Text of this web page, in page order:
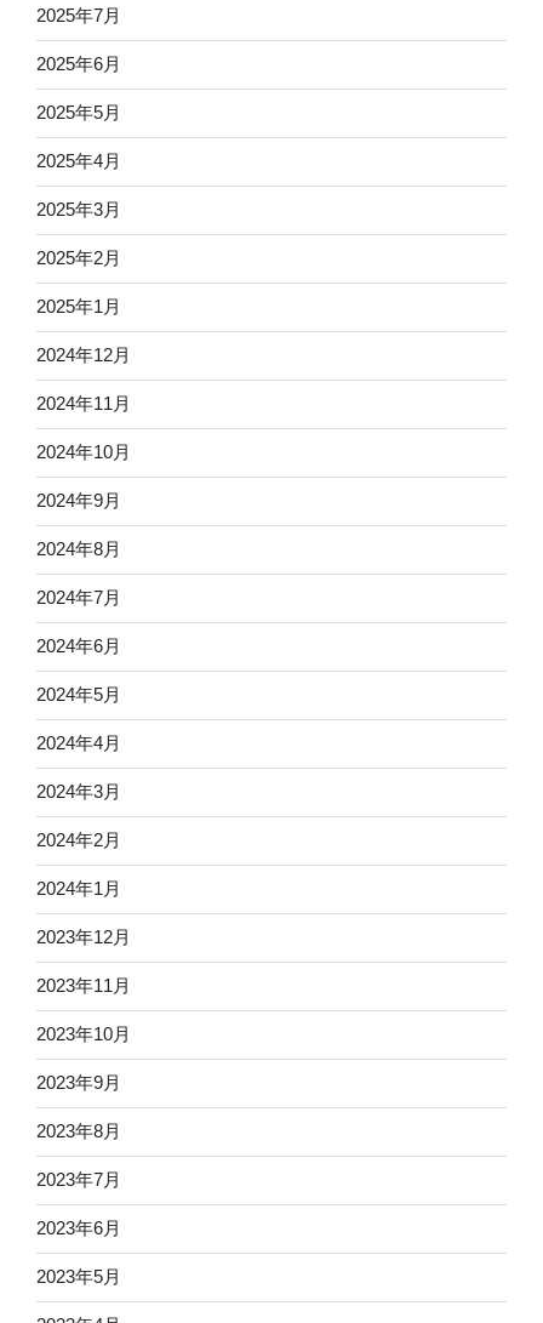
2025年7月
2025年6月
2025年5月
2025年4月
2025年3月
2025年2月
2025年1月
2024年12月
2024年11月
2024年10月
2024年9月
2024年8月
2024年7月
2024年6月
2024年5月
2024年4月
2024年3月
2024年2月
2024年1月
2023年12月
2023年11月
2023年10月
2023年9月
2023年8月
2023年7月
2023年6月
2023年5月